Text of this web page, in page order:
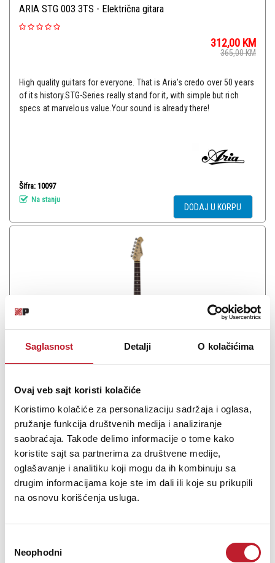
Saglasnost Detalji O kolačićima
Ovaj veb sajt koristi kolačiće
Koristimo kolačiće za personalizaciju sadržaja i oglasa,
pružanje funkcija društvenih medija i analiziranje
saobraćaja. Takođe delimo informacije o tome kako
koristite sajt sa partnerima za društvene medije,
oglašavanje i analitiku koji mogu da ih kombinuju sa
drugim informacijama koje ste im dali ili koje su prikupili
na osnovu korišćenja usluga.
сагласности
Neophodni
ARIA STG 003 3TS - Električna gitara
312,00 KM
365,00KM
High quality guitars for everyone. That is Aria’s credo over 50 years
of its history.STG-Series really stand for it, with simple but rich
specs at marvelous value.Your sound is already there!
Šifra: 10097
Na stanju
DODAJ U KORPU
ARIA STG 003 BK - Električna gitara
312,00
365,00
High quality guitars for everyone. That is Aria’s credo over 50 years
of its history.STG-Series really stand for it, with simple but rich
specs at marvelous value.Your sound is already there!